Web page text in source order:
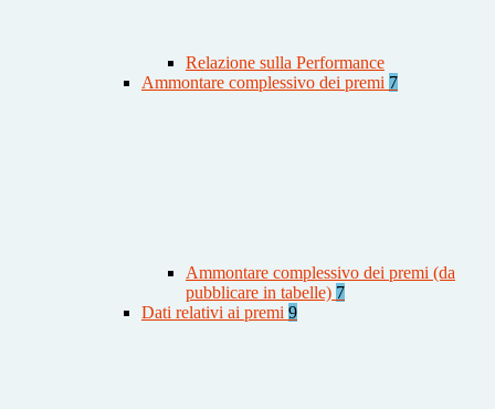
Relazione sulla Performance
Ammontare complessivo dei premi 7
Ammontare complessivo dei premi (da
pubblicare in tabelle) 7
Dati relativi ai premi 9